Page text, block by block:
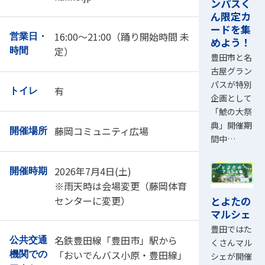
営業日・
時間
16:00～21:00（踊り開始時間 未
定）
トイレ 有
開催場所 藤岡コミュニティ広場
開催時期
2026年7月4日(土)
※雨天時は会場変更（藤岡体育
センターに変更）
公共交通
機関での
名鉄豊田線「豊田市」駅から
「おいでんバス小原・豊田線」
ンパスく
ん限定カ
ードを集
めよう！
豊田市と名
古屋グラン
パスが特別
企画として
「鯱の大祭
典」開催期
間中…
とよたの
マルシェ
豊田ではた
くさんマル
シェが開催